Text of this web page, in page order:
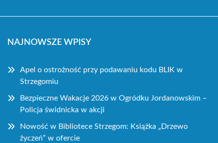
NAJNOWSZE WPISY
Apel o ostrożność przy podawaniu kodu BLIK w
Strzegomiu
Bezpieczne Wakacje 2026 w Ogródku Jordanowskim –
Policja świdnicka w akcji
Nowość w Bibliotece Strzegom: Książka „Drzewo
życzeń” w ofercie